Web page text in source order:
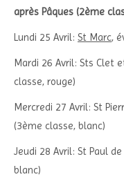
après Pâques (2ème
Lundi 25 Avril: St Marc,
Mardi 26 Avril: Sts Clet
classe, rouge)
Mercredi 27 Avril: St
(3ème classe, blanc)
Jeudi 28 Avril: St Paul
blanc)